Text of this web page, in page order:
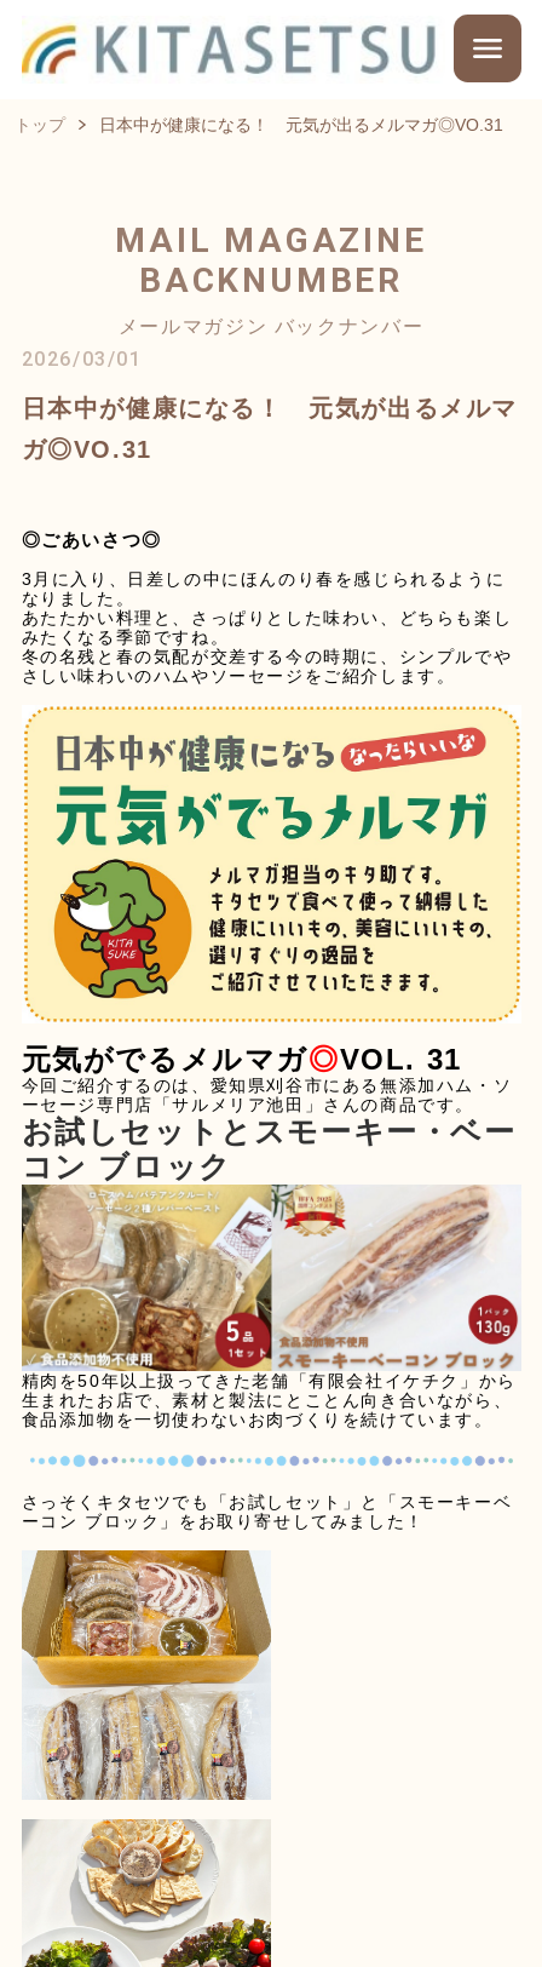
トップ 日本中が健康になる！ 元気が出るメルマガ◎VO.31
MAIL MAGAZINE
BACKNUMBER
メールマガジン バックナンバー
2026/03/01
日本中が健康になる！ 元気が出るメルマ
ガ◎VO.31
◎ごあいさつ◎
3月に入り、日差しの中にほんのり春を感じられるように
なりました。
あたたかい料理と、さっぱりとした味わい、どちらも楽し
みたくなる季節ですね。
冬の名残と春の気配が交差する今の時期に、シンプルでや
さしい味わいのハムやソーセージをご紹介します。
元気がでるメルマガ◎VOL. 31
今回ご紹介するのは、愛知県刈谷市にある無添加ハム・ソ
ーセージ専門店「サルメリア池田」さんの商品です。
お試しセットとスモーキー・ベー
コン ブロック
精肉を50年以上扱ってきた老舗「有限会社イケチク」から
生まれたお店で、素材と製法にとことん向き合いながら、
食品添加物を一切使わないお肉づくりを続けています。
さっそくキタセツでも「お試しセット」と「スモーキーベ
ーコン ブロック」をお取り寄せしてみました！